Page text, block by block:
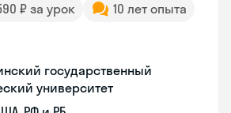
₽ за урок
10 лет опыта
государственный
университет